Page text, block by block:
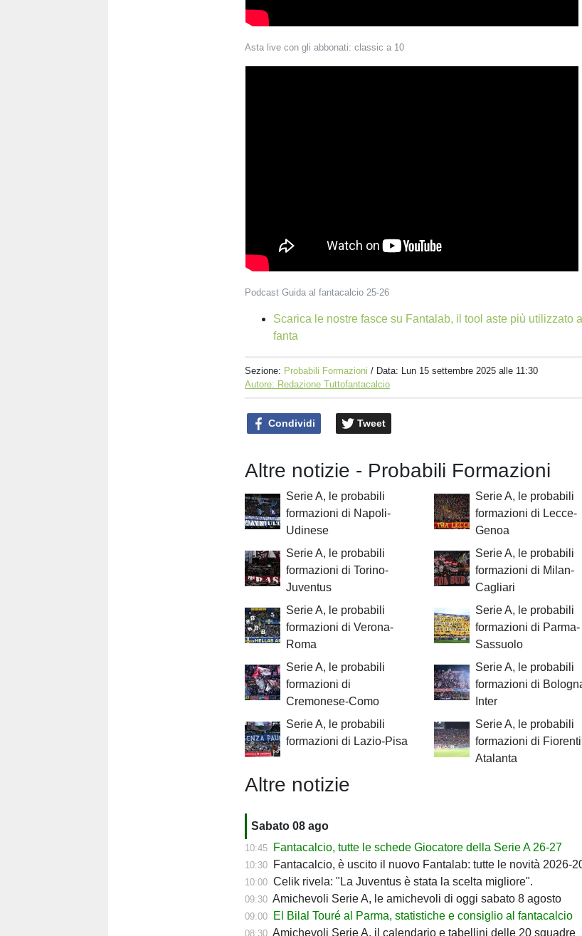
Asta live con gli abbonati: classic a 10
Podcast Guida al fantacalcio 25-26
Scarica le nostre fasce su Fantalab, il tool aste più utilizzato al
fanta
Sezione: Probabili Formazioni / Data: Lun 15 settembre 2025 alle 11:30
Autore: Redazione Tuttofantacalcio
Condividi Tweet
Altre notizie - Probabili Formazioni
Serie A, le probabili
formazioni di Napoli-
Udinese
Serie A, le probabili
formazioni di Lecce-
Genoa
Serie A, le probabili
formazioni di Torino-
Juventus
Serie A, le probabili
formazioni di Milan-
Cagliari
Serie A, le probabili
formazioni di Verona-
Roma
Serie A, le probabili
formazioni di Parma-
Sassuolo
Serie A, le probabili
formazioni di
Cremonese-Como
Serie A, le probabili
formazioni di
Inter
Serie A, le probabili
formazioni di Lazio-Pisa
Serie A, le probabili
formazioni di
Atalanta
Altre notizie
Sabato 08 ago
10:45 Fantacalcio, tutte le schede Giocatore della Serie A 26-27
10:30 Fantacalcio, è uscito il nuovo Fantalab: tutte le novità 2026-
10:00 Celik rivela: "La Juventus è stata la scelta migliore".
09:30 Amichevoli Serie A, le amichevoli di oggi sabato 8 agosto
09:00 El Bilal Touré al Parma, statistiche e consiglio al fantacalcio
08:30 Amichevoli Serie A, il calendario e tabellini delle 20 squadre